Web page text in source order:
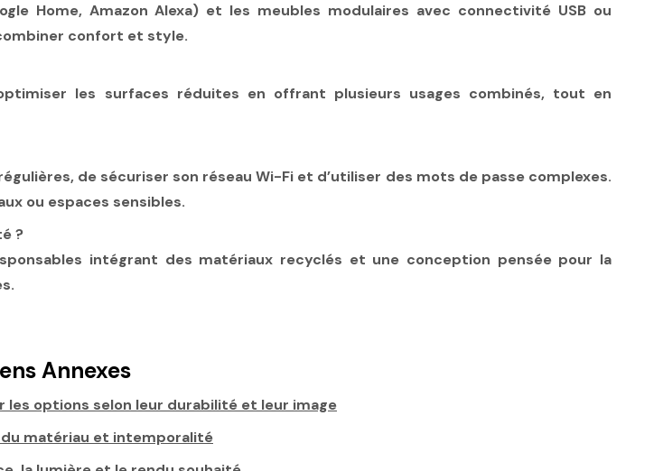
Home, Amazon Alexa) et les meubles modulaires avec connectivité USB ou
confort et style.
les surfaces réduites en offrant plusieurs usages combinés, tout en
de sécuriser son réseau Wi-Fi et d’utiliser des mots de passe complexes.
ou espaces sensibles.
?
intégrant des matériaux recyclés et une conception pensée pour la
Annexes
les options selon leur durabilité et leur image
matériau et intemporalité